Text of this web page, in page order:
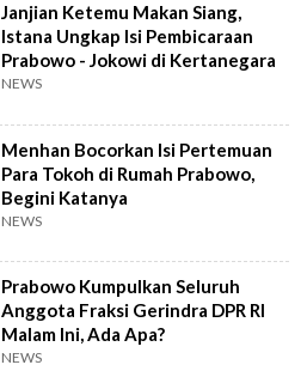
Janjian Ketemu Makan Siang,
Istana Ungkap Isi Pembicaraan
Prabowo - Jokowi di Kertanegara
NEWS
Menhan Bocorkan Isi Pertemuan
Para Tokoh di Rumah Prabowo,
Begini Katanya
NEWS
Prabowo Kumpulkan Seluruh
Anggota Fraksi Gerindra DPR RI
Malam Ini, Ada Apa?
NEWS